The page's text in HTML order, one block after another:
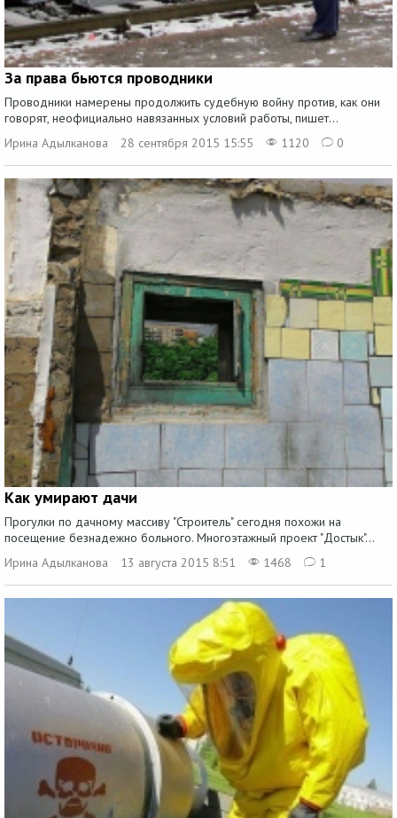
За права бьются проводники
Проводники намерены продолжить судебную войну против, как они
говорят, неофициально навязанных условий работы, пишет...
Ирина Адылканова
28 сентября 2015 15:55 1120 0
Как умирают дачи
Прогулки по дачному массиву "Строитель" сегодня похожи на
посещение безнадежно больного. Многоэтажный проект "Достык"...
Ирина Адылканова
13 августа 2015 8:51 1468 1